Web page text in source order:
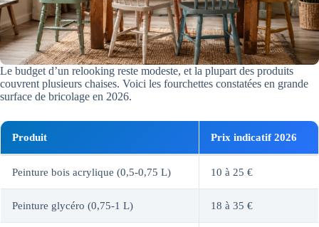
Le budget d’un relooking reste modeste, et la plupart des produits
couvrent plusieurs chaises. Voici les fourchettes constatées en grande
surface de bricolage en 2026.
Produit Prix indicatif 2026
Peinture bois acrylique (0,5-0,75 L) 10 à 25 €
Peinture glycéro (0,75-1 L) 18 à 35 €